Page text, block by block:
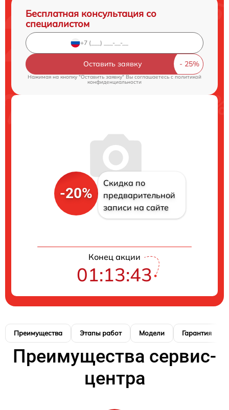
Бесплатная консультация со
специалистом
Оставить заявку
Нажимая на кнопку "Оставить заявку" Вы соглашаетесь cполитикой
конфиденциальности
-20%
Скидка по
предварительной
записи на сайте
Конец акции
01:13:42
Преимущества Этапы работ Модели Гарантия
Преимущества сервис-
центра